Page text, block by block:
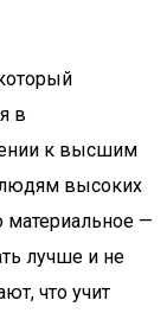
в
к высшим
высоких
—
лучше и не
что учит